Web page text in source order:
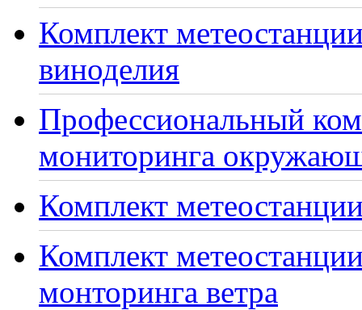
Комплект
виноделия
Профессиональный
мониторинга
Комплект
Комплект
монторинга ветра